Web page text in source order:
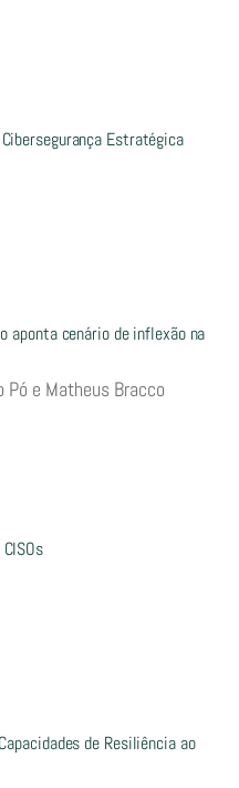
Cibersegurança Estratégica
aponta cenário de inflexão na
Pó e Matheus Bracco
de Resiliência ao